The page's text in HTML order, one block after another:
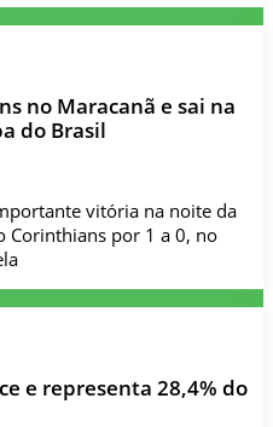
no Maracanã e sai na
do Brasil
vitória na noite da
Corinthians por 1 a 0, no
e representa 28,4% do